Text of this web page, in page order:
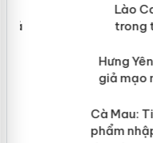
Lào
mại
Hưng
hàng